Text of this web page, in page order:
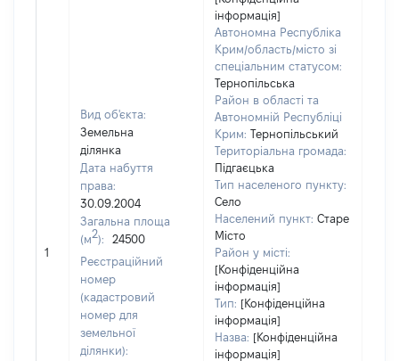
1
Вид об'єкта:
Земельна
ділянка
Дата набуття
права:
30.09.2004
Загальна площа
(м2):
24500
Реєстраційний
номер
(кадастровий
номер для
земельної
ділянки):
інформація]
Автономна Республіка
Крим/область/місто зі
спеціальним статусом:
Тернопільська
Район в області та
Автономній Республіці
Крим: Тернопільський
Територіальна громада:
Підгаєцька
Тип населеного пункту:
Село
Населений пункт: Старе
Місто
Район у місті:
[Конфіденційна
інформація]
Тип: [Конфіденційна
інформація]
Назва: [Конфіденційна
інформація]